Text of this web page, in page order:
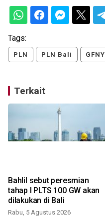
Tags:
PLN PLN Bali GFNY
Terkait
Bahlil sebut peresmian
tahap I PLTS 100 GW akan
dilakukan di Bali
Rabu, 5 Agustus 2026